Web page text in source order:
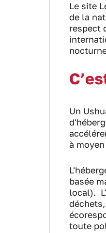
Le site
de la
respect
Un
à
basée
local).
toute